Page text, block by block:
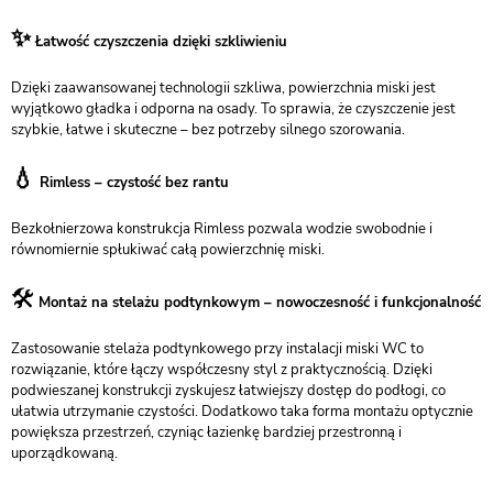
✨Łatwość czyszczenia dzięki szkliwieniu
Dzięki zaawansowanej technologii szkliwa, powierzchnia miski jest
wyjątkowo gładka i odporna na osady. To sprawia, że czyszczenie jest
szybkie, łatwe i skuteczne – bez potrzeby silnego szorowania.
💧 Rimless – czystość bez rantu
Bezkołnierzowa konstrukcja Rimless pozwala wodzie swobodnie i
równomiernie spłukiwać całą powierzchnię miski.
🛠️ Montaż na stelażu podtynkowym – nowoczesność i funkcjonalność
Zastosowanie stelaża podtynkowego przy instalacji miski WC to
rozwiązanie, które łączy współczesny styl z praktycznością. Dzięki
podwieszanej konstrukcji zyskujesz łatwiejszy dostęp do podłogi, co
ułatwia utrzymanie czystości. Dodatkowo taka forma montażu optycznie
powiększa przestrzeń, czyniąc łazienkę bardziej przestronną i
uporządkowaną.